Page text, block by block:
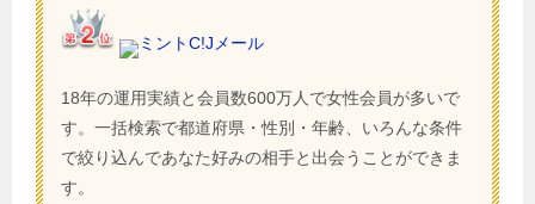
ミントC!Jメール
18年の運用実績と会員数600万人で女性会員が多いで
す。一括検索で都道府県・性別・年齢、いろんな条件
で絞り込んであなた好みの相手と出会うことができま
す。